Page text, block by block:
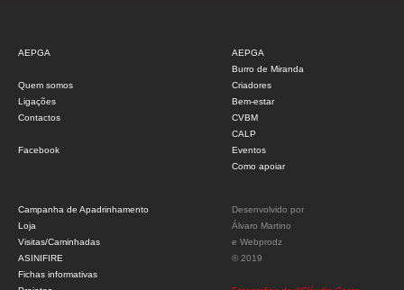
AEPGA
Quem somos
Ligações
Contactos
Facebook
AEPGA
Burro de Miranda
Criadores
Bem-estar
CVBM
CALP
Eventos
Como apoiar
Campanha de Apadrinhamento
Loja
Visitas/Caminhadas
ASINIFIRE
Fichas informativas
Desenvolvido por
Álvaro Martino
e Webprodz
© 2019